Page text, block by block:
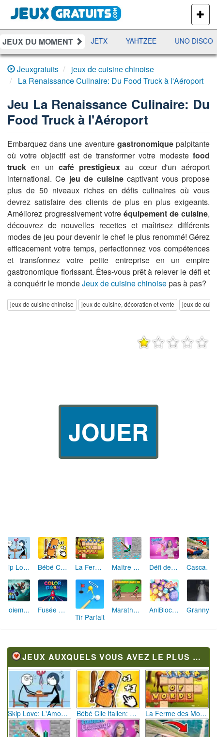
PLUS
DE
JEUX
JEUX DU MOMENT
DAMES RAMI JETX YAHTZEE UNO DISCO
Jeuxgratuits
jeux de cuisine chinoise
La Renaissance Culinaire: Du Food Truck à l'Aéroport
Jeu La Renaissance Culinaire: Du
Food Truck à l'Aéroport
Embarquez dans une aventure gastronomiquepalpitante
où votre objectif est de transformer votre modeste food
truck en un café prestigieux au cœur d'un aéroport
international. Ce jeu de cuisinecaptivant vous propose
plus de 50 niveaux riches en défis culinaires où vous
devrez satisfaire des clients de plus en plus exigeants.
Améliorez progressivement votre équipement de cuisine,
découvrez de nouvelles recettes et maîtrisez différents
modes de jeu pour devenir le chef le plus renommé! Gérez
efficacement votre temps, perfectionnez vos compétences
et transformez votre petite entreprise en un empire
gastronomique florissant. Êtes-vous prêt à relever le défi et
à conquérir le mondeJeux de cuisine chinoisepas à pas?
jeux de cuisine chinoise jeux de cuisine, décoration et vente jeux de
JOUER
Skip Love: L'Amour en Péril Bébé Clic Italien: La Folie des Petits Bambins La Ferme des Mots - Cultivez votre Vocabulaire Maître de la Destruction: Fusion de Pioches Défi de Mode: Star du Podium Cascades Folles 3D
Aboiement Stellaire : Aventure Canine Fusée Chromatique: La Course des Couleurs
Tir Parfait
Marathon Champion io AniBlocos: Connecte les Animaux Mignons!
JEUX AUXQUELS VOUS AVEZ LE PLUS JOUÉ
Skip Love: L'Amour en Péril Bébé Clic Italien: La Folie des Petits Bambins La Ferme des Mots - Cultivez votre Vocabulaire